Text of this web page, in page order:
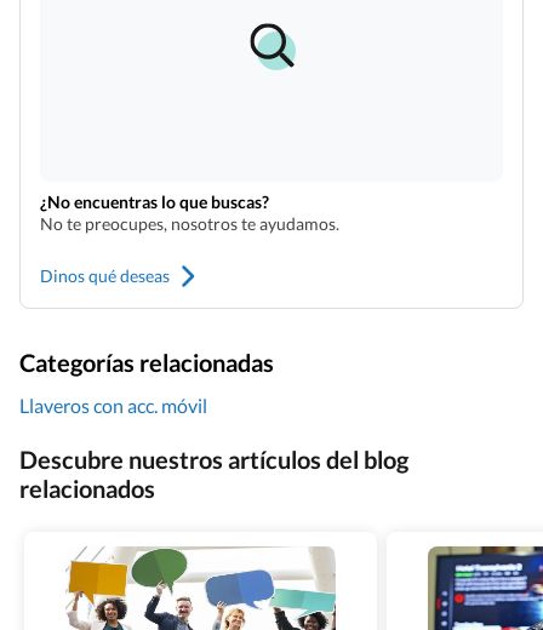
¿No encuentras lo que buscas?
No te preocupes, nosotros te ayudamos.
Dinos qué deseas
Categorías relacionadas
Llaveros con acc. móvil
Descubre nuestros artículos del blog
relacionados